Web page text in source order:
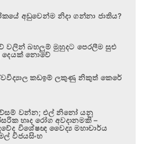
අඩුවෙන්ම නිදා ගන්නා ජාතිය?
වලින් බහලුම් මුහුදට පෙරලීම සුළු
දෙයක් නොවේ
කඩඉම් ලකුණු නිකුත් කෙරේ
වන්න; එල් නිනෝ යනු
හෘද රෝග අවදානමකි –
විශේෂඥ වෛද්‍ය මහාචාර්ය
විජයසිංහ